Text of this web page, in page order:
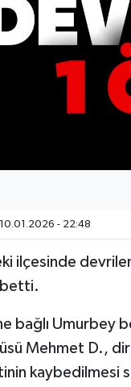
10.01.2026 - 22:48
ilçesinde
bağlı
Mehmet D.,
kaybedilmesi